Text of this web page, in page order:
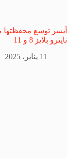
آیسر توسع محفظتها
نايترو بلايز 8 و 11
11 يناير، 2025